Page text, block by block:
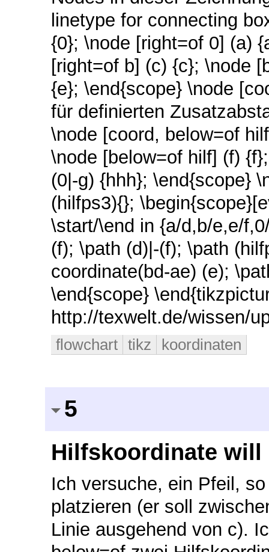
linetype for connecting
{0}; \node [right=of 0] (a)
[right=of b] (c) {c}; \node
{e}; \end{scope} \node
für definierten
\node [coord, below=of
\node [below=of hilf] (f)
(0|-g) {hhh}; \end{scope}
(hilfps3){};
\start/\end in {a/d,b/e,e/
(f); \path (d)|-(f); \path
coordinate(bd-ae) (e);
\end{scope}
http://texwelt.de/wissen/
flowchart tikz koordinaten
5
Hilfskoordinate
Ich versuche, ein Pfeil,
platzieren (er soll
Linie ausgehend von c).